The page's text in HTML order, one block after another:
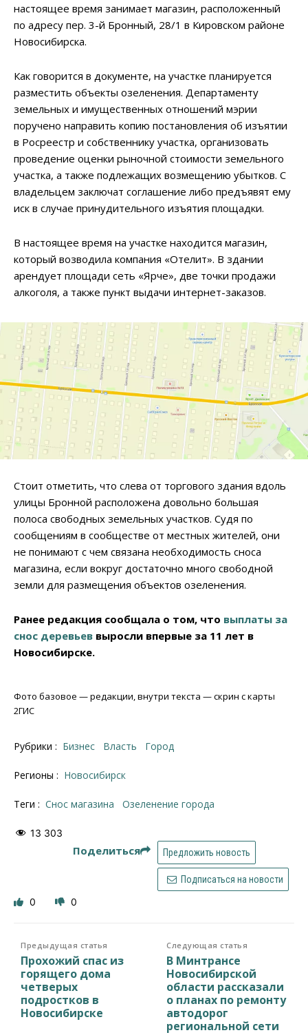
настоящее время занимает магазин, расположенный
по адресу пер. 3-й Бронный, 28/1 в Кировском районе
Новосибирска.
Как говорится в документе, на участке планируется
разместить объекты озеленения. Департаменту
земельных и имущественных отношений мэрии
поручено направить копию постановления об изъятии
в Росреестр и собственнику участка, организовать
проведение оценки рыночной стоимости земельного
участка, а также подлежащих возмещению убытков. С
владельцем заключат соглашение либо предъявят ему
иск в случае принудительного изъятия площадки.
В настоящее время на участке находится магазин,
который возводила компания «Отелит». В здании
арендует площади сеть «Ярче», две точки продажи
алкоголя, а также пункт выдачи интернет-заказов.
Стоит отметить, что слева от торгового здания вдоль
улицы Бронной расположена довольно большая
полоса свободных земельных участков. Судя по
сообщениям в сообществе от местных жителей, они
не понимают с чем связана необходимость сноса
магазина, если вокруг достаточно много свободной
земли для размещения объектов озеленения.
Ранее редакция сообщала о том, что выплаты за
снос деревьев выросли впервые за 11 лет в
Новосибирске.
Фото базовое — редакции, внутри текста — скрин с карты
2ГИС
Рубрики : Бизнес Власть Город
Регионы : Новосибирск
Теги : снос магазина Озеленение города
13 303
Поделиться Предложить новость
Подписаться на новости
0 0
Предыдущая статья
Прохожий спас из
горящего дома
четверых
подростков в
Новосибирске
Следующая статья
В Минтрансе
Новосибирской
области рассказали
о планах по ремонту
автодорог
региональной сети